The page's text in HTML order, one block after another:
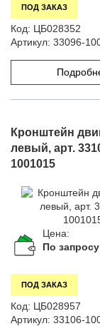
ПОД ЗАКАЗ
Код: ЦБ028352
Артикул: 33096-
Кронштейн
левый, арт.
1001015
Цена:
По запросу
ПОД ЗАКАЗ
Код: ЦБ028957
Артикул: 33106-